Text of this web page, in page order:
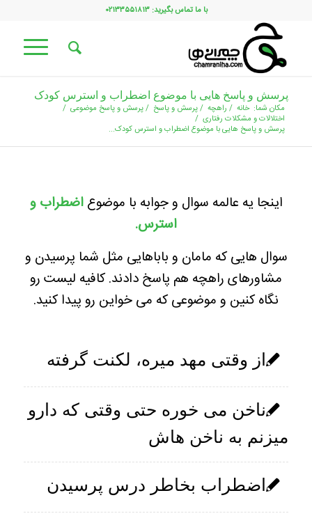
با ما تماس بگیرید: ۰۲۱۳۳۵۵۱۸۱۳
پرسش و پاسخ هایی با موضوع اضطراب و استرس کودک
مکان شما: خانه / راهچه /پرسش و پاسخ /پرسش و پاسخ موضوعی /
اختلالات و مشکلات رفتاری /
پرسش و پاسخ هایی با موضوع اضطراب و استرس کودک...
اینجا یه عالمه سوال و جوابه با موضوعاضطراب و
استرس.
سوال هایی که مامان و باباهایی مثل شما پرسیدن و
مشاورهای راهچه هم پاسخ دادند. کافیه لیست رو
نگاه کنین و موضوعی که می خواین رو پیدا کنید.
از وقتی مهد میره، لکنت گرفته
ناخن می خوره حتی وقتی که دارو
میزنم به ناخن هاش
اضطراب بخاطر درس پرسیدن